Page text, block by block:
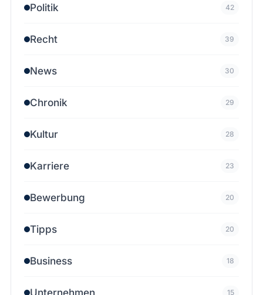
Politik 42
Recht 39
News 30
Chronik 29
Kultur 28
Karriere 23
Bewerbung 20
Tipps 20
Business 18
15